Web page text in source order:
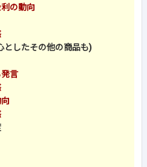
の動向
としたその他の商品も)
言